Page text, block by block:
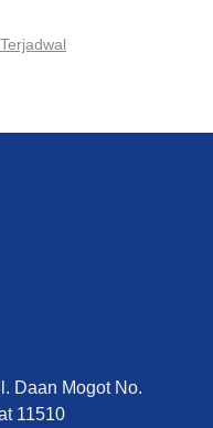
Daan Mogot No.
11510